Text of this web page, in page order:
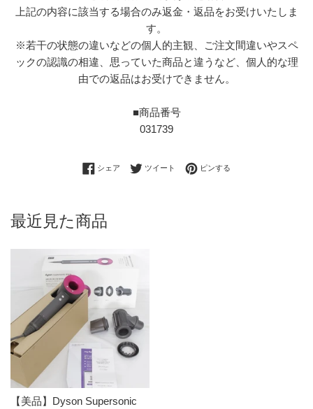
上記の内容に該当する場合のみ返金・返品をお受けいたしま
す。
※若干の状態の違いなどの個人的主観、ご注文間違いやスペ
ックの認識の相違、思っていた商品と違うなど、個人的な理
由での返品はお受けできません。
■商品番号
031739
シェア Facebookでシェアする
ツイート Twitterに投稿する
ピンする
最近見た商品
【美品】Dyson Supersonic